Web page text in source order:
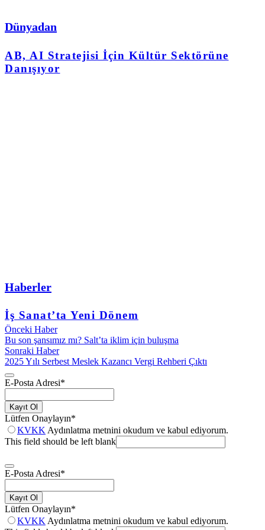
Dünyadan
AB, AI Stratejisi İçin Kültür Sektörüne
Danışıyor
Haberler
İş Sanat’ta Yeni Dönem
Önceki Haber
Bu son şansımız mı? Salt’ta iklim için buluşma
Sonraki Haber
2025 Yılı Serbest Meslek Kazancı Vergi Rehberi Çıktı
E-Posta Adresi*
Kayıt Ol
Lütfen Onaylayın*
KVKK Aydınlatma metnini okudum ve kabul ediyorum.
This field should be left blank
E-Posta Adresi*
Kayıt Ol
Lütfen Onaylayın*
KVKK Aydınlatma metnini okudum ve kabul ediyorum.